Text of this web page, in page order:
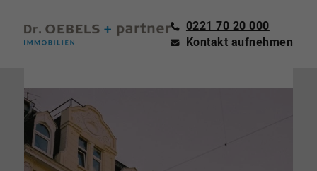
0221 70 20 000
Kontakt aufnehmen